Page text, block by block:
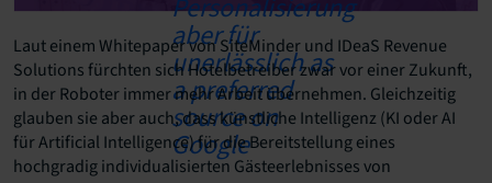
Laut einem Whitepaper von SiteMinder und IDeaS Revenue
Solutions fürchten sich Hotelbetreiber zwar vor einer Zukunft,
in der Roboter immer mehr Arbeit übernehmen. Gleichzeitig
glauben sie aber auch, dass künstliche Intelligenz (KI oder AI
für Artificial Intelligence) für die Bereitstellung eines
hochgradig individualisierten Gästeerlebnisses von